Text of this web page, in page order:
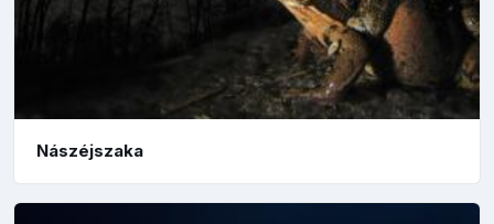
Nászéjszaka